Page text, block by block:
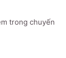
trong chuyến